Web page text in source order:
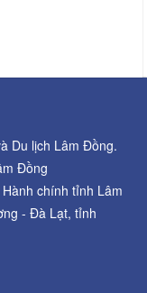
Du lịch Lâm Đồng.
Đồng
chính tỉnh Lâm
- Đà Lạt, tỉnh